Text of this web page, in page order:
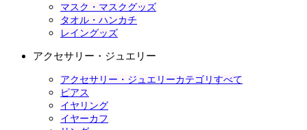
マスク・マスクグッズ
タオル・ハンカチ
レイングッズ
アクセサリー・ジュエリー
アクセサリー・ジュエリーカテゴリすべて
ピアス
イヤリング
イヤーカフ